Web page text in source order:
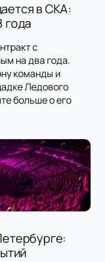
в СКА:
года
с
на два года.
команды и
Ледового
больше о его